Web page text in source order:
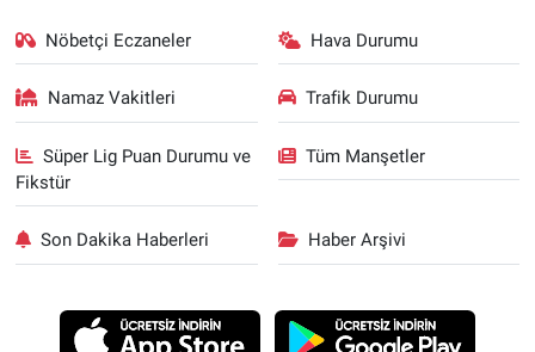
Nöbetçi Eczaneler Hava Durumu
Namaz Vakitleri Trafik Durumu
Süper Lig Puan Durumu ve
Fikstür
Tüm Manşetler
Son Dakika Haberleri Haber Arşivi